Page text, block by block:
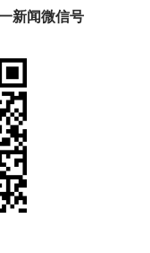
新闻微信号